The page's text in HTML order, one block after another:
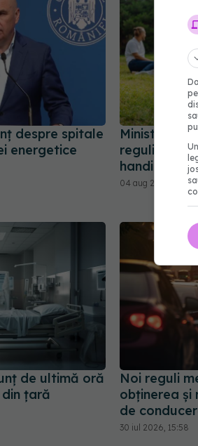
despre spitale
energetice
Ministerul
regulile de
handicap
04 aug 2026, 10:33
de ultimă oră
țară
Noi reguli
obținerea și
de
30 iul 2026, 15:58